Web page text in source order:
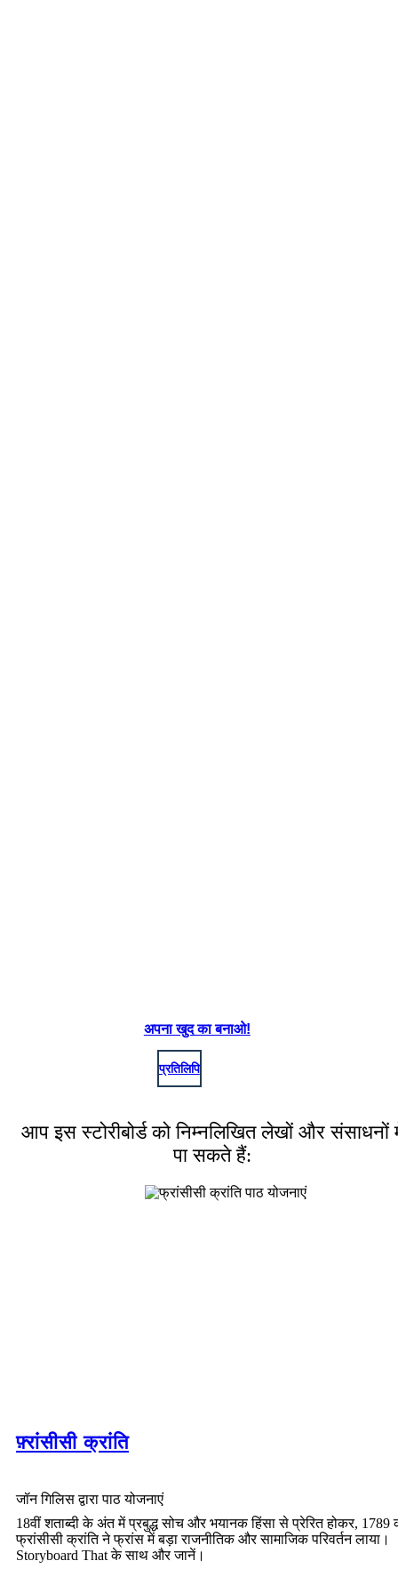
अपना खुद का बनाओ!
प्रतिलिपि
आप इस स्टोरीबोर्ड को निम्नलिखित लेखों और संसाधनों
पा सकते हैं:
फ़्रांसीसी क्रांति
जॉन गिलिस द्वारा पाठ योजनाएं
18वीं शताब्दी के अंत में प्रबुद्ध सोच और भयानक हिंसा से प्रेरित होकर, 1789
फ्रांसीसी क्रांति ने फ्रांस में बड़ा राजनीतिक और सामाजिक परिवर्तन लाया।
Storyboard That के साथ और जानें।